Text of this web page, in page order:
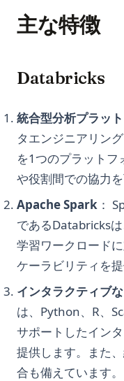
From Prompt to
GPT for Technical
Automate Tasks
GPT-3 パーソナルアシ
GPT-4は無料ですか？
こにあります
GPT-4を無料で使う方
GPT-Code UI:
ChatGPT Code
GPT-Code UI: チャット
GPT-J: A
GPT-J: 使用例を含めた
How Does ChatGPT
Models in Detail
No Attribute 'Iterable'
PyPlot Figure: A
Plotting Library
的なガイド
Remove Axes in
Save Matplotlib Plot to
no attribute 'plot'
Troubleshooting:
in Python
Troubleshooting:
Unlocking the Power
Enhanced Data
[Explained] Multiple
[解説] Matplotlib にお
Pandas Rankの効果的な
Pandas Read Excel:
方法
Columns in Python
Pandas Reorder
DataFrame Columns
Pandas Rolling
Pandas Shift メソッド
Pandas Sort Values:
in Python
Pandas Sort Values：
Pandas String
Pandas Typing: Best
Maintainable Code
Pandas Unstack:
Python *args and
Guide
Python Argparse:
Python Argparse: コマ
る
Python Assert
Python Assert: もっと
Python Binning:
Python Binningの明確
Python Circular
Examples)
Python Collections
namedtuple Guide
Python Counter:
collections.Counter
Python Counter：
What Is Streamlit
[Streamlit Tutorial]
[Streamlitチュートリア
ライズを迅速に作成する
[解説] Streamlit
ステップバイステップ
のためのStreamlitと
ポート80でStreamlitア
基本を超えて：
主な特徴
Databricks
統合型分析プラッ
タエンジニアリン
を1つのプラットフ
や役割間での協力を
Apache Spark ：
であるDatabricks
学習ワークロード
ケーラビリティを提
インタラクティブ
は、Python、R、
サポートしたイン
提供します。また
合も備えています。